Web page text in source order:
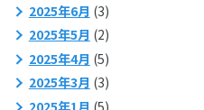
2025年6月 (3)
2025年5月 (2)
2025年4月 (5)
2025年3月 (3)
2025年1月 (5)